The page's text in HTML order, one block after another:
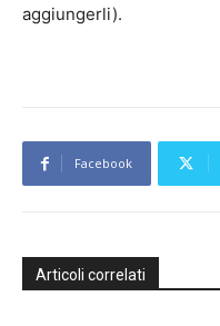
aggiungerli).
Facebook
Articoli correlati